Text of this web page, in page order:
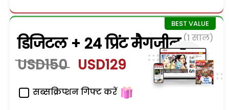
डिजिटल + 24 प्रिंट मैगजीन (1 साल)
USD150 USD129
सब्सक्रिप्शन गिफ्ट करें